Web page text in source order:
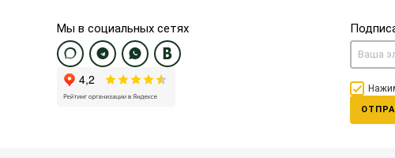
Мы в социальных сетях